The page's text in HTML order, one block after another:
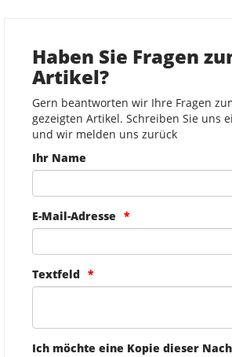
Haben Sie Fragen
Artikel?
Gern beantworten wir Ihre Fragen
gezeigten Artikel. Schreiben Sie uns
und wir melden uns zurück
Ihr Name
E-Mail-Adresse
Textfeld
Ich möchte eine Kopie dieser